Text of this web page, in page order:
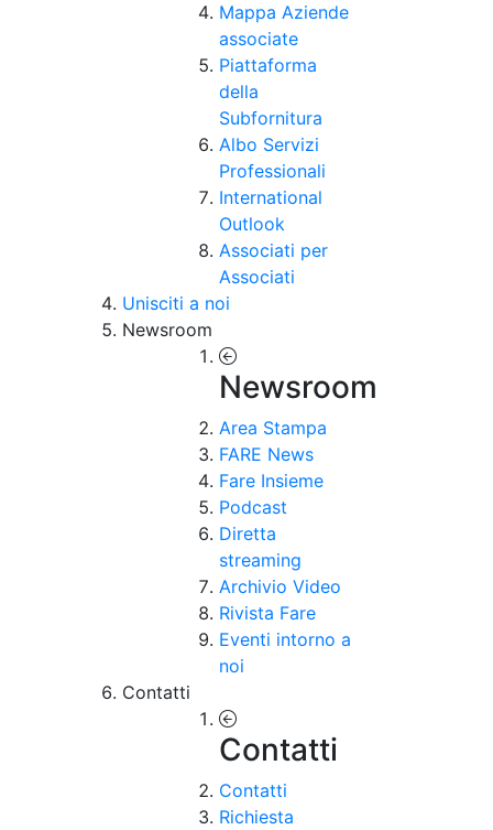
Mappa Aziende
associate
Piattaforma
della
Subfornitura
Albo Servizi
Professionali
International
Outlook
Associati per
Associati
Unisciti a noi
Newsroom
Newsroom
Area Stampa
FARE News
Fare Insieme
Podcast
Diretta
streaming
Archivio Video
Rivista Fare
Eventi intorno a
noi
Contatti
Contatti
Contatti
Richiesta